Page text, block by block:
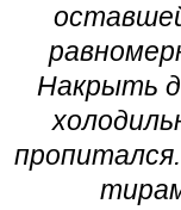
Накрыть
пропитался.